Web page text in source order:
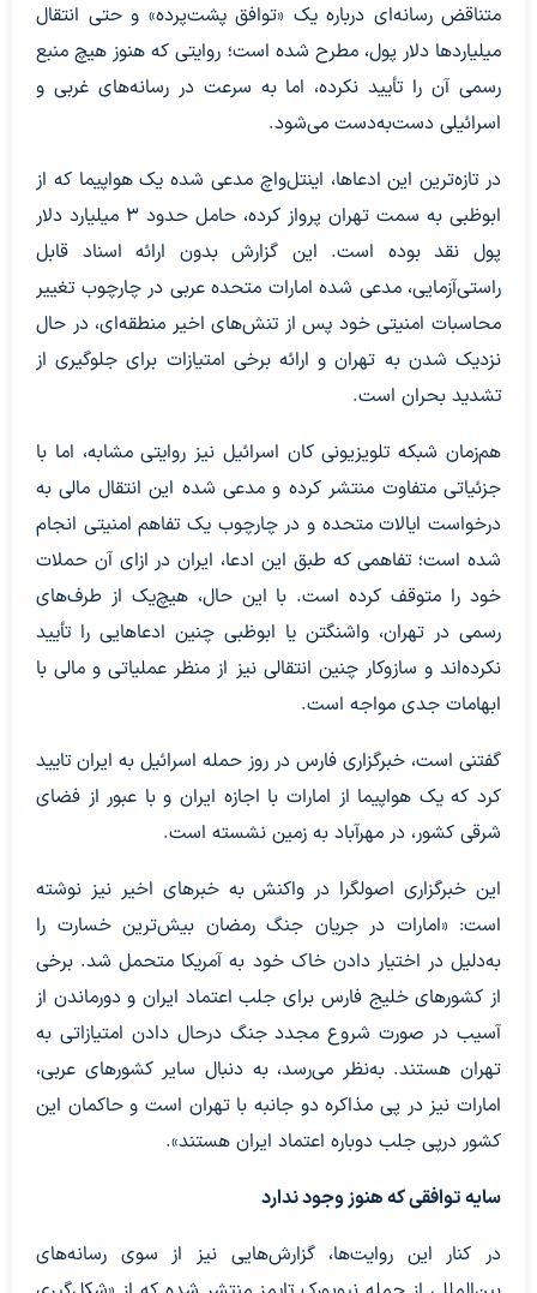
متناقض رسانه‌ای درباره یک «توافق پشت‌پرده» و حتی انتقال
میلیاردها دلار پول، مطرح شده است؛ روایتی که هنوز هیچ منبع
رسمی آن را تأیید نکرده، اما به سرعت در رسانه‌های غربی و
اسرائیلی دست‌به‌دست می‌شود.
در تازه‌ترین این ادعاها، اینتل‌واچ مدعی شده یک هواپیما که از
ابوظبی به سمت تهران پرواز کرده، حامل حدود ۳ میلیارد دلار
پول نقد بوده است. این گزارش بدون ارائه اسناد قابل
راستی‌آزمایی، مدعی شده امارات متحده عربی در چارچوب تغییر
محاسبات امنیتی خود پس از تنش‌های اخیر منطقه‌ای، در حال
نزدیک شدن به تهران و ارائه برخی امتیازات برای جلوگیری از
تشدید بحران است.
هم‌زمان شبکه تلویزیونی کان اسرائیل نیز روایتی مشابه، اما با
جزئیاتی متفاوت منتشر کرده و مدعی شده این انتقال مالی به
درخواست ایالات متحده و در چارچوب یک تفاهم امنیتی انجام
شده است؛ تفاهمی که طبق این ادعا، ایران در ازای آن حملات
خود را متوقف کرده است. با این حال، هیچ‌یک از طرف‌های
رسمی در تهران، واشنگتن یا ابوظبی چنین ادعاهایی را تأیید
نکرده‌اند و سازوکار چنین انتقالی نیز از منظر عملیاتی و مالی با
ابهامات جدی مواجه است.
گفتنی است، خبرگزاری فارس در روز حمله اسرائیل به ایران تایید
کرد که یک هواپیما از امارات با اجازه ایران و با عبور از فضای
شرقی کشور، در مهرآباد به زمین نشسته است.
این خبرگزاری اصولگرا در واکنش به خبرهای اخیر نیز نوشته
است: «امارات در جریان جنگ رمضان بیش‌ترین خسارت را
به‌دلیل در اختیار دادن خاک خود به آمریکا متحمل شد. برخی
از کشورهای خلیج فارس برای جلب اعتماد ایران و دورماندن از
آسیب در صورت شروع مجدد جنگ درحال دادن امتیازاتی به
تهران هستند. به‌نظر می‌رسد، به دنبال سایر کشورهای عربی،
امارات نیز در پی مذاکره دو جانبه با تهران است و حاکمان این
کشور درپی جلب دوباره اعتماد ایران هستند».
سایه توافقی که هنوز وجود ندارد
در کنار این روایت‌ها، گزارش‌هایی نیز از سوی رسانه‌های